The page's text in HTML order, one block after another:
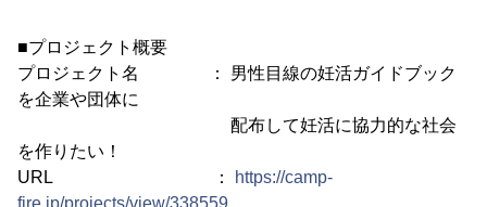
■プロジェクト概要
プロジェクト名 ： 男性目線の妊活ガイドブック
を企業や団体に
配布して妊活に協力的な社会
を作りたい！
URL ：
https://camp-